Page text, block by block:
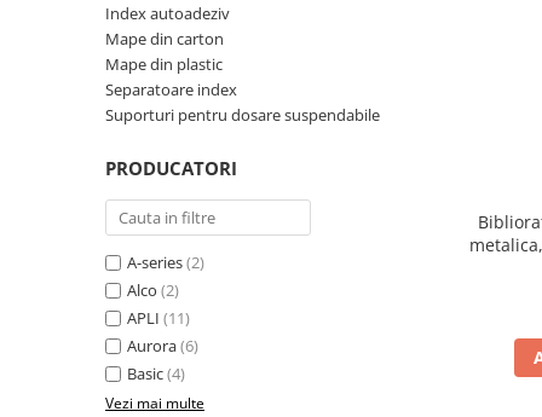
Pioneze si ace cu gamalie
Stampile, tusuri si tusiere
Suporturi pentru articole de birou
Suporturi pentru documente,
reviste, cataloage
Tavite pentru documente
Organizare si arhivare
Accesorii pentru arhivare
Bibliorafturi
Caiete mecanice
Clasoare, mape si suporti pentru
carti de vizita
Index autoadeziv
Mape din carton
Mape din plastic
Separatoare index
Suporturi pentru dosare suspendabile
PRODUCATORI
A-series(2)
Alco (2)
APLI (11)
Aurora(6)
Basic(4)
Vezi mai multe